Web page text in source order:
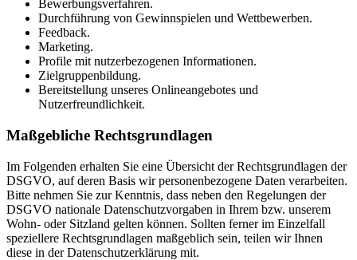
Bewerbungsverfahren.
Durchführung von Gewinnspielen und Wettbewerben.
Feedback.
Marketing.
Profile mit nutzerbezogenen Informationen.
Zielgruppenbildung.
Bereitstellung unseres Onlineangebotes und
Nutzerfreundlichkeit.
Maßgebliche Rechtsgrundlagen
Im Folgenden erhalten Sie eine Übersicht der Rechtsgrundlagen der
DSGVO, auf deren Basis wir personenbezogene Daten verarbeiten.
Bitte nehmen Sie zur Kenntnis, dass neben den Regelungen der
DSGVO nationale Datenschutzvorgaben in Ihrem bzw. unserem
Wohn- oder Sitzland gelten können. Sollten ferner im Einzelfall
speziellere Rechtsgrundlagen maßgeblich sein, teilen wir Ihnen
diese in der Datenschutzerklärung mit.